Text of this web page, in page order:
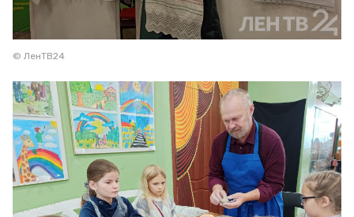
© ЛенТВ24